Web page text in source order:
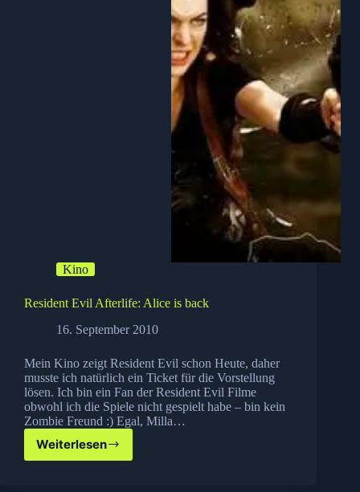
Kino
Resident Evil Afterlife: Alice is back
16. September 2010
Mein Kino zeigt Resident Evil schon Heute, daher
musste ich natürlich ein Ticket für die Vorstellung
lösen. Ich bin ein Fan der Resident Evil Filme
obwohl ich die Spiele nicht gespielt habe – bin kein
Zombie Freund :) Egal, Milla…
Weiterlesen
Resident